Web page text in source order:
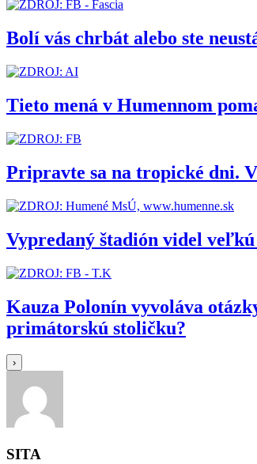
Bolí vás chrbát alebo ste
Tieto mená v Humennom
Pripravte sa na tropické dni.
Vypredaný štadión videl
Kauza Polonín vyvoláva
primátorskú stoličku?
›
SITA